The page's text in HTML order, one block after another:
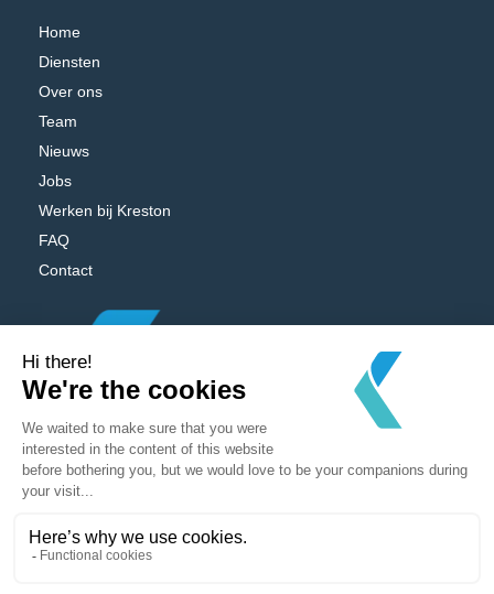
Home
Diensten
Over ons
Team
Nieuws
Jobs
Werken bij Kreston
FAQ
Contact